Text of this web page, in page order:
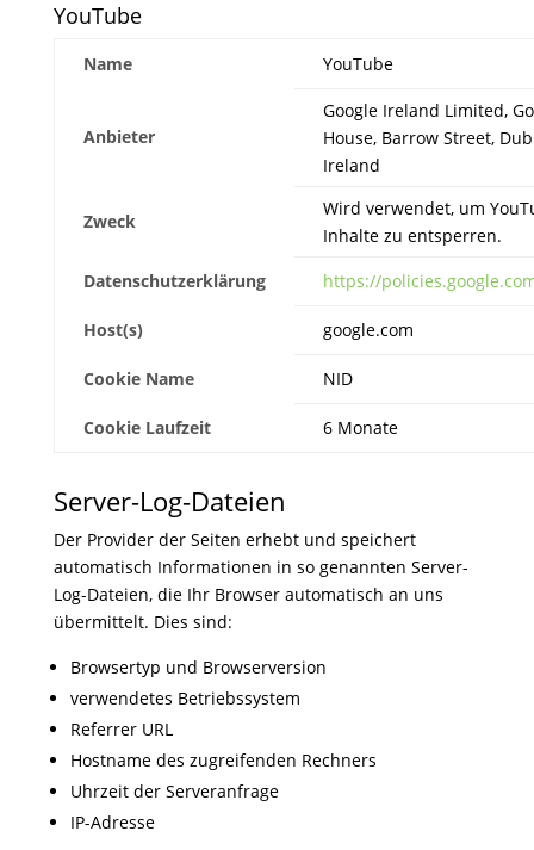
YouTube
Name YouTube
Anbieter
Google Ireland Limited,
House, Barrow Street,
Ireland
Zweck
Wird verwendet, um
Inhalte zu entsperren.
Datenschutzerklärung
https://
Host(s) google.com
Cookie Name NID
Cookie Laufzeit 6 Monate
Server-Log-Dateien
Der Provider der Seiten erhebt und speichert
automatisch Informationen in so genannten Server-
Log-Dateien, die Ihr Browser automatisch an uns
übermittelt. Dies sind:
Browsertyp und Browserversion
verwendetes Betriebssystem
Referrer URL
Hostname des zugreifenden Rechners
Uhrzeit der Serveranfrage
IP-Adresse